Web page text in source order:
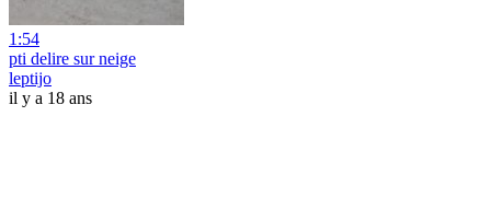
1:54
pti delire sur neige
leptijo
il y a 18 ans